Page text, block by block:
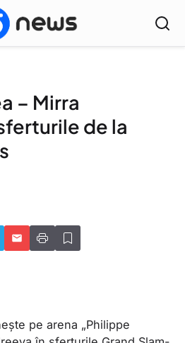
– Mirra
de la
pe arena „Philippe